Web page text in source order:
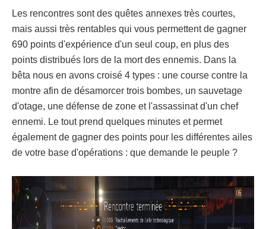
Les rencontres sont des quêtes annexes très courtes,
mais aussi très rentables qui vous permettent de gagner
690 points d'expérience d'un seul coup, en plus des
points distribués lors de la mort des ennemis. Dans la
bêta nous en avons croisé 4 types : une course contre la
montre afin de désamorcer trois bombes, un sauvetage
d'otage, une défense de zone et l'assassinat d'un chef
ennemi. Le tout prend quelques minutes et permet
également de gagner des points pour les différentes ailes
de votre base d'opérations : que demande le peuple ?